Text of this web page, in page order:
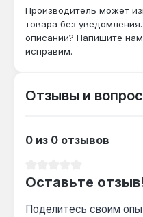
Да — рабочий тиск
ЛС-59
для стандартных
Как часто нужно
при протирке
Производитель может
товара без
описании? Напишите
исправим.
Отзывы и
0 из 0 отзывов
Оставьте
Поделитесь своим